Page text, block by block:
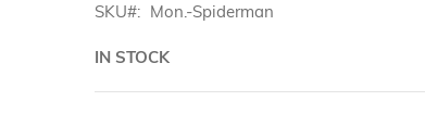
SKU Mon.-Spiderman
IN STOCK